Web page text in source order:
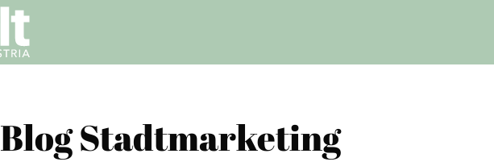
Blog Stadtmarketing